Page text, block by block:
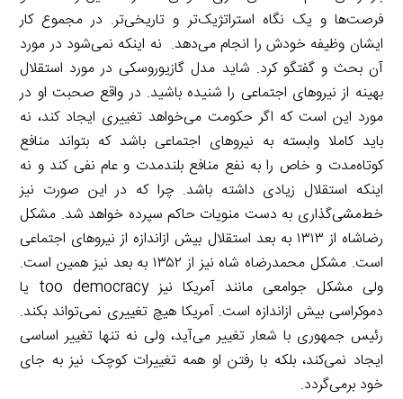
فرصت‌ها و یک نگاه استراتژیک‌تر و تاریخی‌تر. در مجموع کار
ایشان وظیفه خودش را انجام می‌دهد. نه اینکه نمی‌شود در مورد
آن بحث و گفتگو کرد. شاید مدل گازیوروسکی در مورد استقلال
بهینه از نیروهای اجتماعی را شنیده باشید. در واقع صحبت او در
مورد این است که اگر حکومت می‌خواهد تغییری ایجاد کند، نه
باید کاملا وابسته به نیروهای اجتماعی باشد که بتواند منافع
کوتاه‌مدت و خاص را به نفع منافع بلندمدت و عام نفی کند و نه
اینکه استقلال زیادی داشته باشد. چرا که در این صورت نیز
خط‌مشی‌گذاری به دست منویات حاکم سپرده خواهد شد. مشکل
رضاشاه از ۱۳۱۳ به بعد استقلال بیش ازاندازه از نیروهای اجتماعی
است. مشکل محمدرضاه شاه نیز از ۱۳۵۲ به بعد نیز همین است.
ولی مشکل جوامعی مانند آمریکا نیز too democracy یا
دموکراسی بیش ازاندازه است. آمریکا هیچ تغییری نمی‌تواند بکند.
رئیس جمهوری با شعار تغییر می‌آید، ولی نه تنها تغییر اساسی
ایجاد نمی‌کند، بلکه با رفتن او همه تغییرات کوچک نیز به جای
خود برمی‌گردد.